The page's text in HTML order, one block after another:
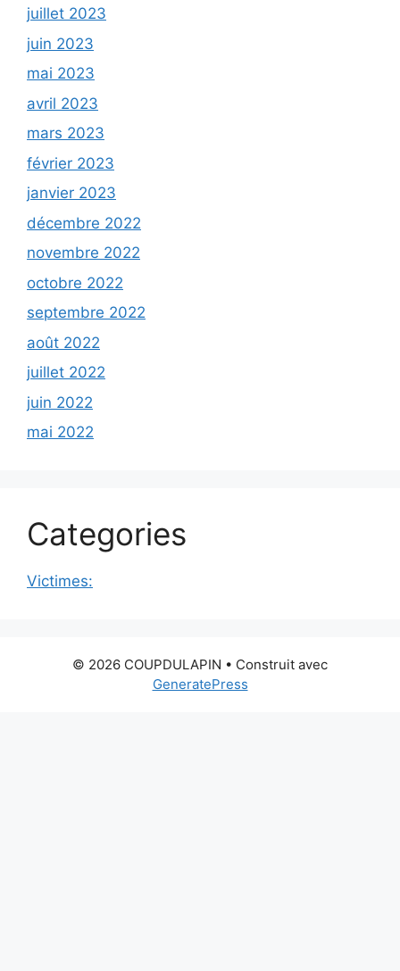
juillet 2023
juin 2023
mai 2023
avril 2023
mars 2023
février 2023
janvier 2023
décembre 2022
novembre 2022
octobre 2022
septembre 2022
août 2022
juillet 2022
juin 2022
mai 2022
Categories
Victimes:
© 2026 COUPDULAPIN • Construit avec
GeneratePress